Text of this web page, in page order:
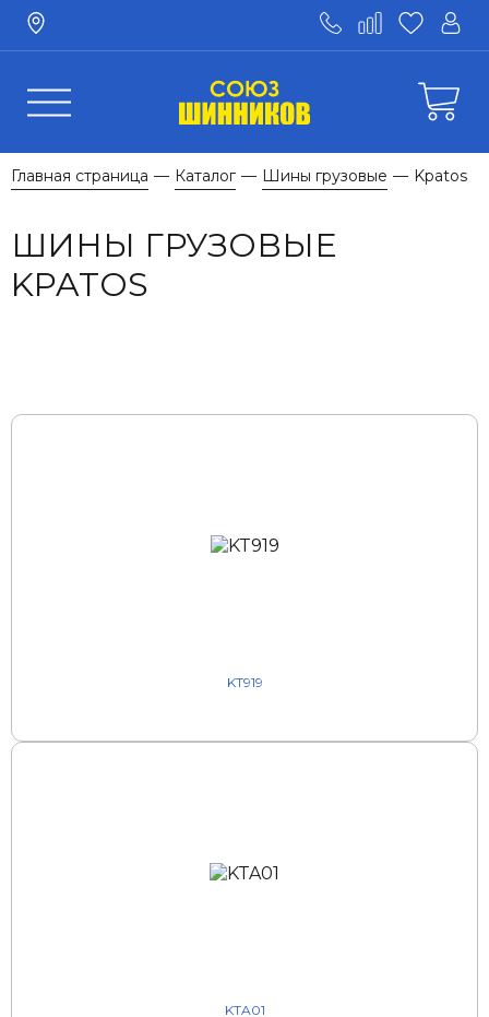
Главная страница — Каталог — Шины грузовые — Kpatos
ШИНЫ ГРУЗОВЫЕ
KPATOS
KT919
KTA01